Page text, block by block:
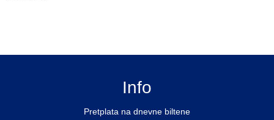
Info
Pretplata na dnevne biltene